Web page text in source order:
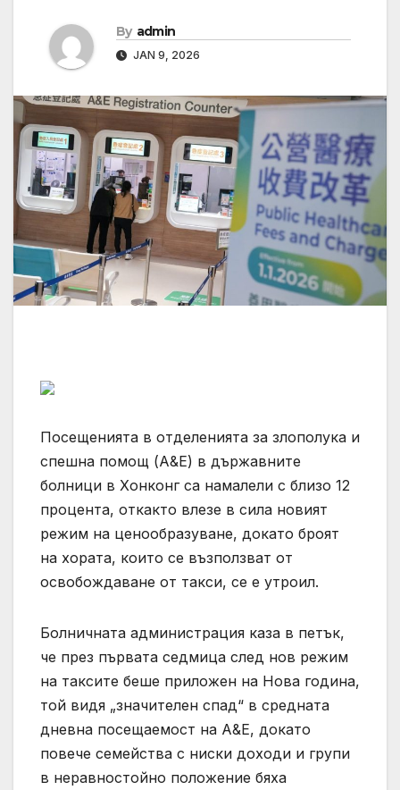
By admin
JAN 9, 2026
Посещенията в отделенията за злополука и
спешна помощ (A&E) в държавните
болници в Хонконг са намалели с близо 12
процента, откакто влезе в сила новият
режим на ценообразуване, докато броят
на хората, които се възползват от
освобождаване от такси, се е утроил.
Болничната администрация каза в петък,
че през първата седмица след нов режим
на таксите беше приложен на Нова година,
той видя „значителен спад“ в средната
дневна посещаемост на А&Е, докато
повече семейства с ниски доходи и групи
в неравностойно положение бяха